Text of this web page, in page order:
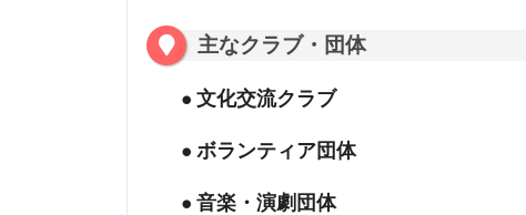
主なクラブ・団体
文化交流クラブ
ボランティア団体
音楽・演劇団体